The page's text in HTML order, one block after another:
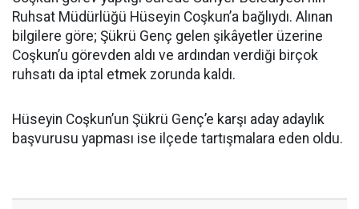
Ruhsat Müdürlüğü Hüseyin Coşkun’a bağlıydı. Alınan
bilgilere göre; Şükrü Genç gelen şikâyetler üzerine
Coşkun’u görevden aldı ve ardından verdiği birçok
ruhsatı da iptal etmek zorunda kaldı.
Hüseyin Coşkun’un Şükrü Genç’e karşı aday adaylık
başvurusu yapması ise ilçede tartışmalara eden oldu.